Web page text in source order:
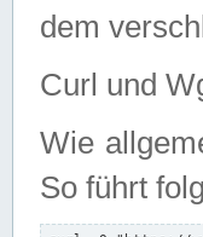
dem
Curl und
Wie
So führt